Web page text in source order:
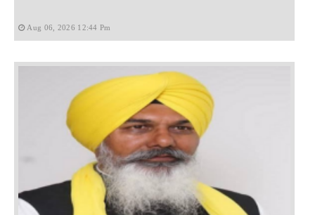
Aug 06, 2026 12:44 Pm